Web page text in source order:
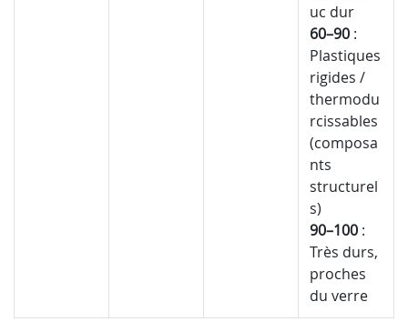
uc dur
60–90 :
Plastiques
rigides /
thermodu
rcissables
(composa
nts
structurel
s)
90–100 :
Très durs,
proches
du verre